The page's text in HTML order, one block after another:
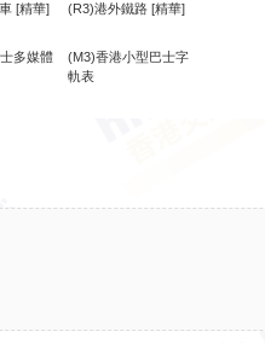
[精華] (R3)港外鐵路 [精華]
多媒體
(M3)香港小型巴士字
軌表